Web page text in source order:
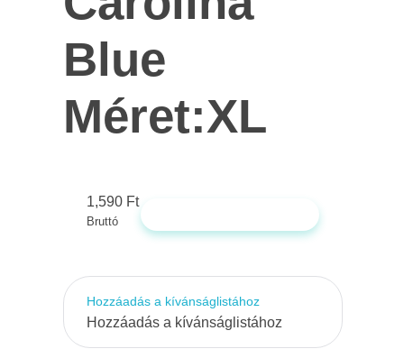
Blue
Méret:XL
1,590 Ft
Bruttó
Hozzáadás a kívánságlistához
Hozzáadás a kívánságlistához